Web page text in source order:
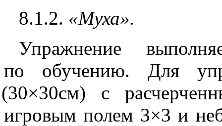
8.1.2. «Муха».
Упражнение
по обучению. Для
(30×30см) с
игровым полем 3×3 и